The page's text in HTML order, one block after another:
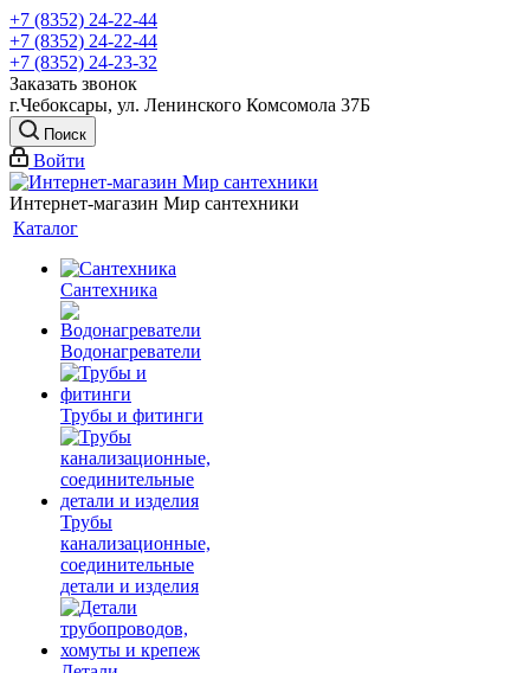
+7 (8352) 24-22-44
+7 (8352) 24-22-44
+7 (8352) 24-23-32
Заказать звонок
г.Чебоксары, ул. Ленинского Комсомола 37Б
Поиск
Войти
Интернет-магазин Мир сантехники
Каталог
Сантехника
Водонагреватели
Трубы и фитинги
Трубы
канализационные,
соединительные
детали и изделия